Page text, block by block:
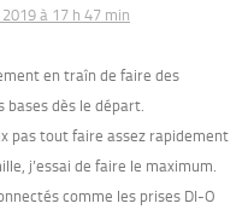
à 17 h 47 min
en traîn de faire des
dès le départ.
pas tout faire assez rapidement
j’essai de faire le maximum.
comme les prises DI-O